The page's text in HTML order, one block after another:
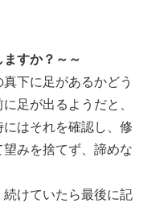
すか？～～
下に足があるかどう
足が出るようだと、
はそれを確認し、修
みを捨てず、諦めな
続けていたら最後に記